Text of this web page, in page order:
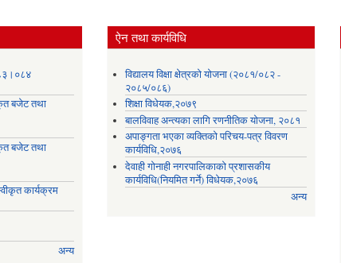
बजेट तथा
बजेट तथा
कार्यक्रम
अन्य
ऐन तथा कार्यविधि
विद्यालय विक्षा क्षेत्रको योजना (२०८१/०८२ -
२०८५/०८६)
शिक्षा विधेयक,२०७९
बालविवाह अन्त्यका लागि रणनीतिक योजना, २०८१
अपाङ्गता भएका व्यक्तिको परिचय-पत्र विवरण
कार्यविधि,२०७६
देवाही गोनाही नगरपालिकाको प्रशासकीय
कार्यविधि(नियमित गर्ने) विधेयक,२०७६
अन्य